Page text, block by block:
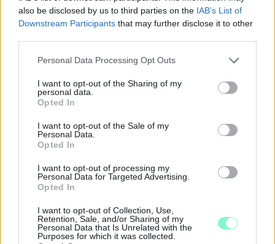
also be disclosed by us to third parties on the IAB’s List of
Downstream Participants that may further disclose it to other
Please note that this website/app uses one or more Google
not limited to your visit or usage behaviour. You may click to
grant or deny consent to Google and its third-party tags to
use your data for below specified purposes in below Google
consent section.
Personal Data Processing Opt Outs
I want to opt-out of the Sharing of my
personal data.
Opted In
I want to opt-out of the Sale of my
Personal Data.
Opted In
I want to opt-out of processing my
Personal Data for Targeted Advertising.
Opted In
I want to opt-out of Collection, Use,
Retention, Sale, and/or Sharing of my
Personal Data that Is Unrelated with the
Purposes for which it was collected.
A BAROKK ÖSSZES ÁRNYALATA ÉS MÉG EGY SOR
KIVÁLÓ PROGRAM VÁR MINDENKIT EZEN A HÉTVÉGÉN
GYŐRBEN
Középpontban a hagyományőrzés, de lesz Pogány Induló és
Majka koncert, jóga szeánsz, “borhajózás” és egy csomó minden
Szólj hozzá!